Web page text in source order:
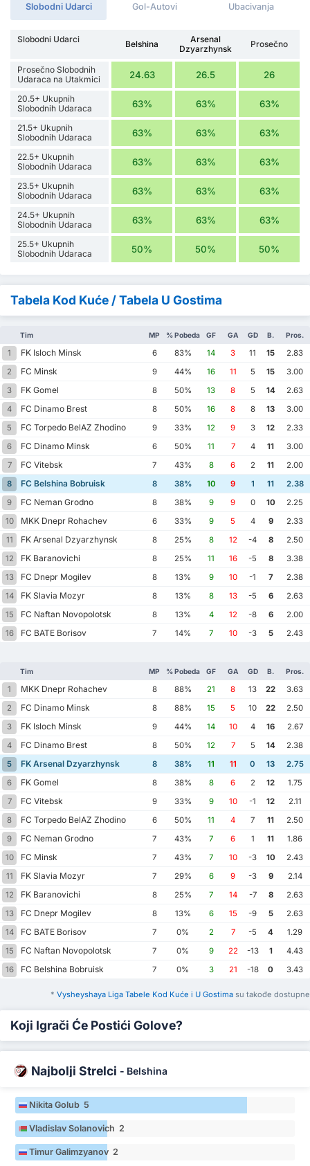
Slobodni Udarci Gol-Autovi Ubacivanja
Slobodni Udarci Belshina
Arsenal
Dzyarzhynsk
Prosečno
Prosečno Slobodnih
Udaraca na Utakmici
24.63 26.5 26
20.5+ Ukupnih
Slobodnih Udaraca
63% 63% 63%
21.5+ Ukupnih
Slobodnih Udaraca
63% 63% 63%
22.5+ Ukupnih
Slobodnih Udaraca
63% 63% 63%
23.5+ Ukupnih
Slobodnih Udaraca
63% 63% 63%
24.5+ Ukupnih
Slobodnih Udaraca
63% 63% 63%
25.5+ Ukupnih
Slobodnih Udaraca
50% 50% 50%
Tabela Kod Kuće / Tabela U Gostima
Tim MP % Pobeda GF GA GD B. Pros.
1 FK Isloch Minsk 6 83% 14 3 11 15
2.83
2
FC Minsk 9 44% 16 11 5 15
3.00
3
FK Gomel 8 50% 13 8 5 14
2.63
4
FC Dinamo Brest 8 50% 16 8 8 13
3.00
5
FC Torpedo BelAZ Zhodino 9 33% 12 9 3 12
2.33
6
FC Dinamo Minsk 6 50% 11 7 4 11
3.00
7
FC Vitebsk 7 43% 8 6 2 11
2.00
8
FC Belshina Bobruisk 8 38% 10 9 1 11
2.38
9
FC Neman Grodno 8 38% 9 9 0 10
2.25
10
MKK Dnepr Rohachev 6 33% 9 5 4 9
2.33
11
FK Arsenal Dzyarzhynsk 8 25% 8 12 -4 8
2.50
12
FK Baranovichi 8 25% 11 16 -5 8
3.38
13
FC Dnepr Mogilev 8 13% 9 10 -1 7
2.38
14
FK Slavia Mozyr 8 13% 8 13 -5 6
2.63
15
FC Naftan Novopolotsk 8 13% 4 12 -8 6
2.00
16
FC BATE Borisov 7 14% 7 10 -3 5 2.43
Tim MP % Pobeda GF GA GD B. Pros.
1 MKK Dnepr Rohachev 8 88% 21 8 13 22
3.63
2
FC Dinamo Minsk 8 88% 15 5 10 22
2.50
3
FK Isloch Minsk 9 44% 14 10 4 16
2.67
4
FC Dinamo Brest 8 50% 12 7 5 14
2.38
5
FK Arsenal Dzyarzhynsk 8 38% 11 11 0 13
2.75
6
FK Gomel 8 38% 8 6 2 12
1.75
7
FC Vitebsk 9 33% 9 10 -1 12
2.11
8
FC Torpedo BelAZ Zhodino 6 50% 11 4 7 11
2.50
9
FC Neman Grodno 7 43% 7 6 1 11
1.86
10
FC Minsk 7 43% 7 10 -3 10
2.43
11
FK Slavia Mozyr 7 29% 6 9 -3 9
2.14
12
FK Baranovichi 8 25% 7 14 -7 8
2.63
13
FC Dnepr Mogilev 8 13% 6 15 -9 5
2.63
14
FC BATE Borisov 7 0% 2 7 -5 4
1.29
15
FC Naftan Novopolotsk 7 0% 9 22 -13 1
4.43
16
FC Belshina Bobruisk 7 0% 3 21 -18 0 3.43
* Vysheyshaya Liga Tabele Kod Kuće i U Gostima su takođe dostupne
Koji Igrači Će Postići Golove?
Najbolji Strelci - Belshina
Nikita Golub 5
Vladislav Solanovich 2
Timur Galimzyanov 2